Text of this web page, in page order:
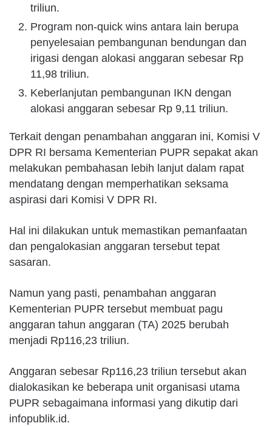
triliun.
Program non-quick wins antara lain berupa
penyelesaian pembangunan bendungan dan
irigasi dengan alokasi anggaran sebesar Rp
11,98 triliun.
Keberlanjutan pembangunan IKN dengan
alokasi anggaran sebesar Rp 9,11 triliun.
Terkait dengan penambahan anggaran ini, Komisi V
DPR RI bersama Kementerian PUPR sepakat akan
melakukan pembahasan lebih lanjut dalam rapat
mendatang dengan memperhatikan seksama
aspirasi dari Komisi V DPR RI.
Hal ini dilakukan untuk memastikan pemanfaatan
dan pengalokasian anggaran tersebut tepat
sasaran.
Namun yang pasti, penambahan anggaran
Kementerian PUPR tersebut membuat pagu
anggaran tahun anggaran (TA) 2025 berubah
menjadi Rp116,23 triliun.
Anggaran sebesar Rp116,23 triliun tersebut akan
dialokasikan ke beberapa unit organisasi utama
PUPR sebagaimana informasi yang dikutip dari
infopublik.id.